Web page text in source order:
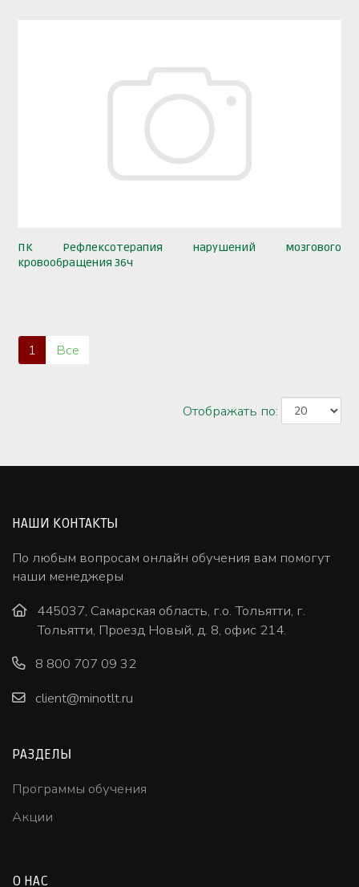
ПК Рефлексотерапия нарушений мозгового
кровообращения 36ч
1 Все
Отображать по:
НАШИ КОНТАКТЫ
По любым вопросам онлайн обучения вам помогут
наши менеджеры
445037, Самарская область, г.о. Тольятти, г.
Тольятти, Проезд Новый, д. 8, офис 214.
8 800 707 09 32
client@minotlt.ru
РАЗДЕЛЫ
Программы обучения
Акции
О НАС